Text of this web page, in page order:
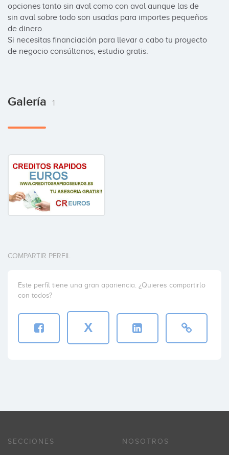
opciones tanto sin aval como con aval aunque las de
sin aval sobre todo son usadas para importes pequeños
de dinero.
Si necesitas financiación para llevar a cabo tu proyecto
de negocio consúltanos, estudio gratis.
Galería 1
COMPARTIR PERFIL
Este perfil tiene una gran apariencia. ¿Quieres compartirlo
con todos?
X
SECCIONES NOSOTROS